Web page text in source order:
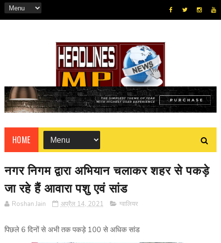
HOME
नगर निगम द्वारा अभियान चलाकर शहर से पकड़े
जा रहे हैं आवारा पशु एवं सांड
Roshan Jain अप्रैल 14, 2021 ग्वालियर
पिछले 6 दिनों से अभी तक पकड़े 100 से अधिक सांड